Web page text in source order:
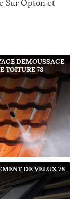
Sur Opton et
DEMOUSSAGE
TOITURE 78
DE VELUX 78